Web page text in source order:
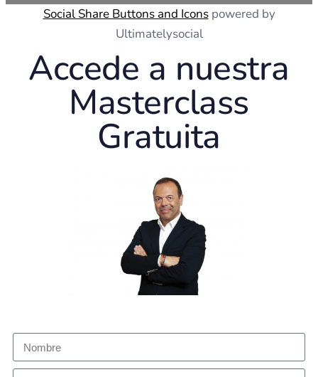
Social Share Buttons and Iconspowered by
Ultimatelysocial
Accede a nuestra
Masterclass
Gratuita